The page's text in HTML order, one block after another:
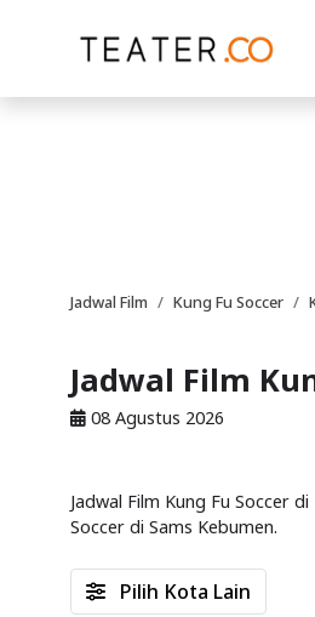
Jadwal Film Kung Fu Soccer
Jadwal Film
08 Agustus 2026
Jadwal Film Kung Fu Soccer
Soccer di Sams Kebumen.
Pilih Kota Lain